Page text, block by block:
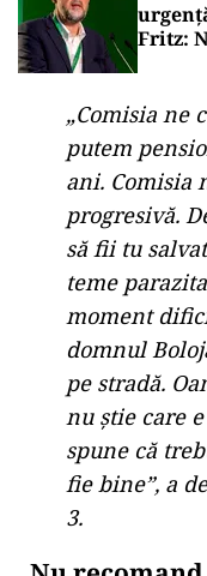
Fritz:
„Comisia ne
putem
ani. Comisia
progresivă.
să fii tu
teme
moment
domnul
pe stradă.
nu știe care
spune că
fie bine”, a
3.